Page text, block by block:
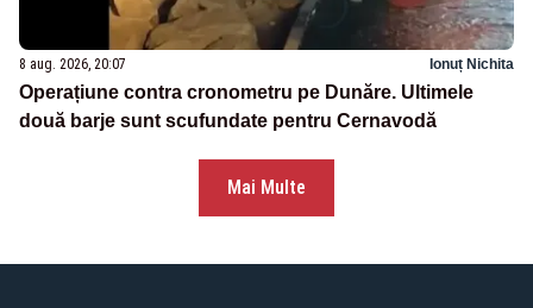
8 aug. 2026, 20:07 Ionuț Nichita
Operațiune contra cronometru pe Dunăre. Ultimele
două barje sunt scufundate pentru Cernavodă
Mai Multe